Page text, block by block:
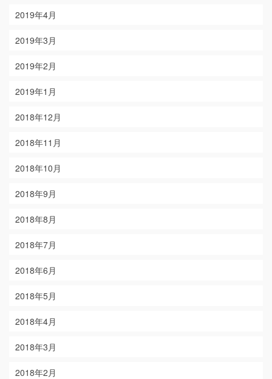
2019年4月
2019年3月
2019年2月
2019年1月
2018年12月
2018年11月
2018年10月
2018年9月
2018年8月
2018年7月
2018年6月
2018年5月
2018年4月
2018年3月
2018年2月